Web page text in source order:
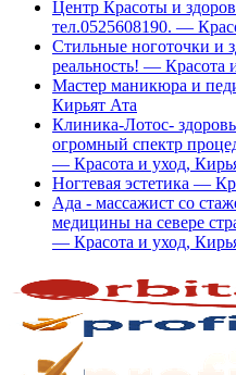
Центр Красоты и
тел.0525608190. —
Стильные ноготочки и
реальность! — Красота
Мастер маникюра и
Кирьят Ата
Клиника-Лотос-
огромный спектр
— Красота и уход,
Ногтевая эстетика —
Ада - массажист со
медицины на севере
— Красота и уход,